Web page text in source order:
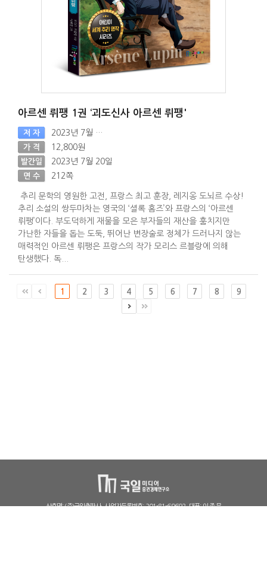
아르센 뤼팽 1권 ‘괴도신사 아르센 뤼팽'
저 자 2023년 7월 20일
가 격 12,800원
발간일 2023년 7월 20일
면 수 212쪽
추리 문학의 영원한 고전, 프랑스 최고 훈장, 레지옹 도뇌르 수상!
추리 소설의 쌍두마차는 영국의 ‘셜록 홈즈’와 프랑스의 ‘아르센
뤼팽’이다. 부도덕하게 재물을 모은 부자들의 재산을 훔치지만
가난한 자들을 돕는 도둑, 뛰어난 변장술로 정체가 드러나지 않는
매력적인 아르센 뤼팽은 프랑스의 작가 모리스 르블랑에 의해
탄생했다. 독...
1 2 3 4 5 6 7 8 9
상호명: (주)국일출판사 사업자등록번호: 201-81-69692 대표: 이 종 문